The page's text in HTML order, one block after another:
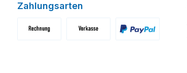
Zahlungsarten